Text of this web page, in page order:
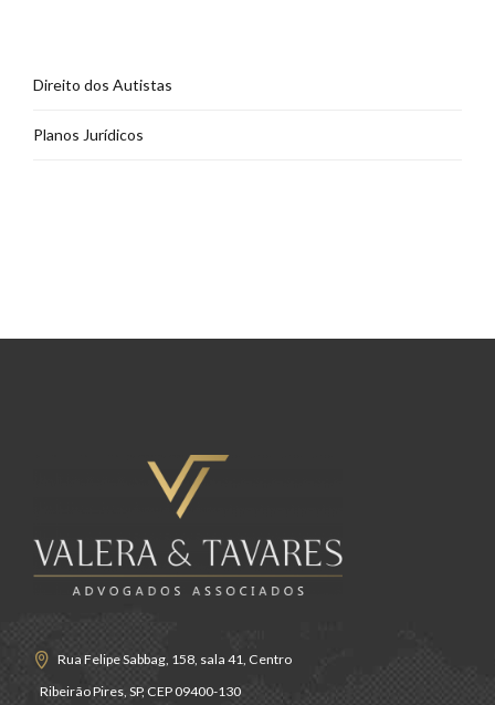
Direito dos Autistas
Planos Jurídicos
Rua Felipe Sabbag, 158, sala 41, Centro
Ribeirão Pires, SP, CEP 09400-130